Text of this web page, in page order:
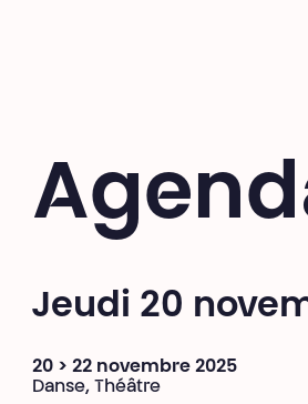
Jeudi 20
20 > 22 novembre 2025
Danse, Théâtre